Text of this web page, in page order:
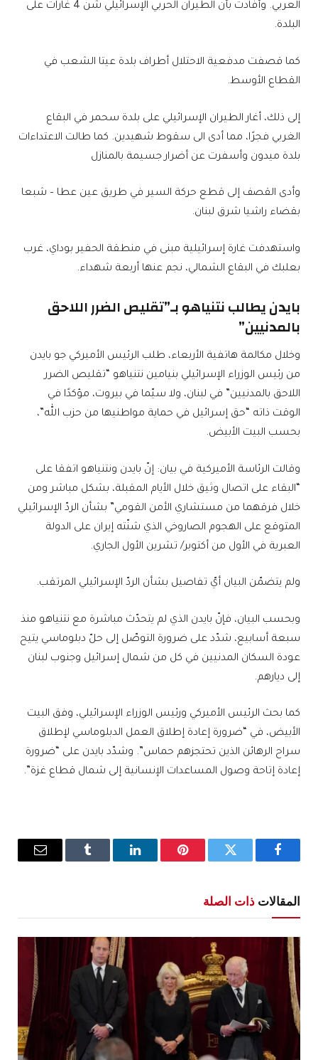
العربي. وأفادت بأن الطيران الحربي الإسرائيلي شنّ 4 غارات على
البلدة.
كما قصفت مدفعية الاحتلال أطراف بلدة عيتا الشعب في
القطاع الأوسط.
إلى ذلك، أغار الطيران الإسرائيلي على بلدة سحمر في البقاع
الغربي فجرًا، مما أدى الى سقوط شهيدين. كما طالت الاعتداءات
بلدة ميدون وأسفرت عن أضرار جسيمة بالمنازل
وأدى القصف إلى قطع حركة السير في طريق عين عطا – شبعا
بقضاء راشيا شرق لبنان.
واستهدفت غارة إسرائيلية مبنى في منطقة الحفير بوداي، غرب
بعلبك في البقاع الشمالي، نجم عنها أربعة شهداء.
بايدن يطالب نتنياهو بـ”تقليص الضرر اللاحق
بالمدنيين”
وخلال مكالمة هاتفية الأربعاء، طلب الرئيس الأميركي جو بايدن
من رئيس الوزراء الإسرائيلي بنيامين نتنياهو “تقليص الضرر
اللاحق بالمدنيين” في لبنان، ولا سيّما في بيروت، مؤكدًا في
الوقت ذاته “حق إسرائيل في حماية مواطنيها من حزب الله”،
بحسب البيت الأبيض.
وقالت الرئاسة الأميركية في بيان: إنّ بايدن ونتنياهو اتفقا على
“البقاء على اتصال وثيق خلال الأيام المقبلة، بشكل مباشر ومن
خلال فرقهما من مستشاري الأمن القومي” بشأن الردّ الإسرائيلي
المتوقع على الهجوم الصاروخي الذي شنّته إيران على الدولة
العبرية في الأول من أكتوبر/ تشرين الأول الجاري.
ولم يتضمّن البيان أيّ تفاصيل بشأن الردّ الإسرائيلي المرتقب.
وبحسب البيان، فإنّ بايدن الذي لم يتحدّث مباشرة مع نتنياهو منذ
سبعة أسابيع، شدّد على ضرورة التوصّل إلى حلّ دبلوماسي يتيح
عودة السكان المدنيين في كل من شمال إسرائيل وجنوب لبنان
إلى ديارهم.
كما بحث الرئيس الأميركي ورئيس الوزراء الإسرائيلي، وفق البيت
الأبيض، في “ضرورة إعادة إطلاق العمل الدبلوماسي لإطلاق
سراح الرهائن الذين تحتجزهم حماس”. وشدّد بايدن على “ضرورة
إعادة إتاحة وصول المساعدات الإنسانية إلى شمال قطاع غزة”.
فيسبوك تويتر بينتيريستلينكدإن Tumblr
البريد
المقالات ذات الصلة